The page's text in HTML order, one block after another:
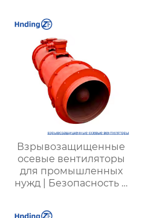
оптимизации работы
Взрывозащищенные
осевые вентиляторы
для промышленных
нужд | Безопасность и